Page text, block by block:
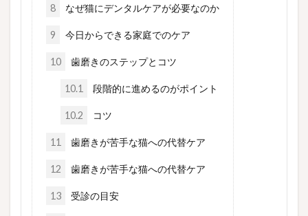
8 なぜ猫にデンタルケアが必要なのか
9 今日からできる家庭でのケア
10 歯磨きのステップとコツ
10.1 段階的に進めるのがポイント
10.2 コツ
11 歯磨きが苦手な猫への代替ケア
12 歯磨きが苦手な猫への代替ケア
13 受診の目安